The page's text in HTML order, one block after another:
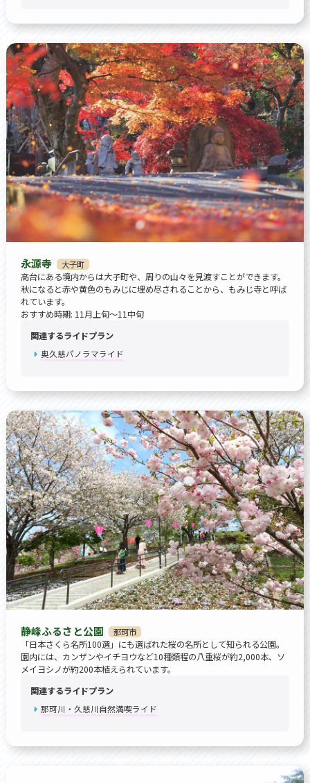
永源寺 大子町
高台にある境内からは大子町や、周りの山々を見渡すことができます。
秋になると赤や黄色のもみじに埋め尽されることから、もみじ寺と呼ば
れています。
おすすめ時期: 11月上旬～11中旬
関連するライドプラン
奥久慈パノラマライド
静峰ふるさと公園 那珂市
「日本さくら名所100選」にも選ばれた桜の名所として知られる公園。
園内には、カンザンやイチヨウなど10種類程の八重桜が約2,000本、ソ
メイヨシノが約200本植えられています。
関連するライドプラン
那珂川・久慈川自然満喫ライド